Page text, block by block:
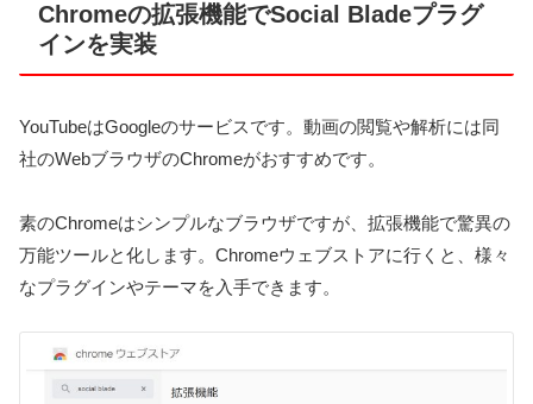
Chromeの拡張機能でSocial Bladeプラグ
インを実装
YouTubeはGoogleのサービスです。動画の閲覧や解析には同
社のWebブラウザのChromeがおすすめです。
素のChromeはシンプルなブラウザですが、拡張機能で驚異の
万能ツールと化します。Chromeウェブストアに行くと、様々
なプラグインやテーマを入手できます。